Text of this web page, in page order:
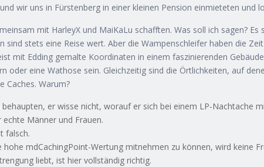
wir uns in Fürstenberg in einer kleinen Pension einmieteten und
mit HarleyX und MaiKaLu schafften. Was soll ich sagen? Es
sind stets eine Reise wert. Aber die Wampenschleifer haben die
mit Edding gemalte Koordinaten in einem faszinierenden
oder eine Wathose sein. Gleichzeitig sind die Örtlichkeiten, auf
Caches. Warum?
er wisse nicht, worauf er sich bei einem LP-Nachtache
Männer und Frauen.
falsch.
mdCachingPoint-Wertung mitnehmen zu können, wird keine
liebt, ist hier vollständig richtig.